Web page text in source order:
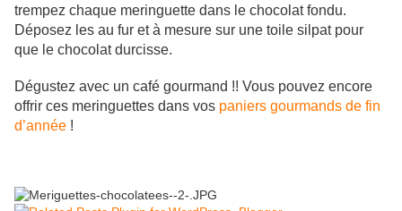
trempez chaque meringuette dans le chocolat fondu.
Déposez les au fur et à mesure sur une toile silpat pour
que le chocolat durcisse.
Dégustez avec un café gourmand !! Vous pouvez encore
offrir ces meringuettes dans vos paniers gourmands de fin
d’année !